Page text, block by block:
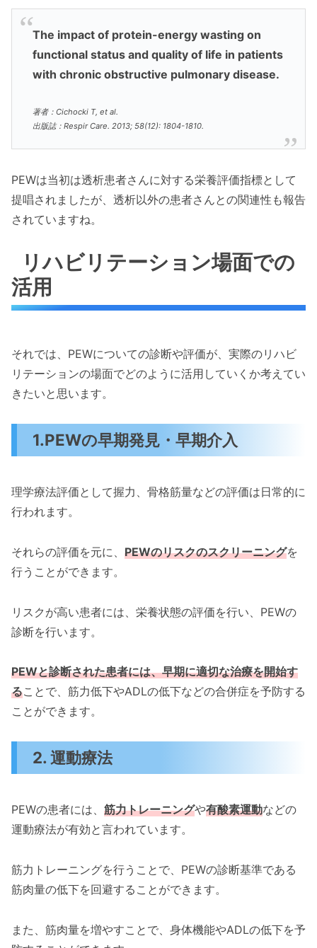
The impact of protein-energy wasting on
functional status and quality of life in patients
with chronic obstructive pulmonary disease.
著者：Cichocki T, et al.
出版誌：Respir Care. 2013; 58(12): 1804-1810.
PEWは当初は透析患者さんに対する栄養評価指標として
提唱されましたが、透析以外の患者さんとの関連性も報告
されていますね。
リハビリテーション場面での
活用
それでは、PEWについての診断や評価が、実際のリハビ
リテーションの場面でどのように活用していくか考えてい
きたいと思います。
1.PEWの早期発見・早期介入
理学療法評価として握力、骨格筋量などの評価は日常的に
行われます。
それらの評価を元に、 PEWのリスクのスクリーニングを
行うことができます。
リスクが高い患者には、栄養状態の評価を行い、PEWの
診断を行います。
PEWと診断された患者には、早期に適切な治療を開始す
ることで、筋力低下やADLの低下などの合併症を予防する
ことができます。
2. 運動療法
PEWの患者には、 筋力トレーニングや有酸素運動などの
運動療法が有効と言われています。
筋力トレーニングを行うことで、PEWの診断基準である
筋肉量の低下を回避することができます。
また、筋肉量を増やすことで、身体機能やADLの低下を予